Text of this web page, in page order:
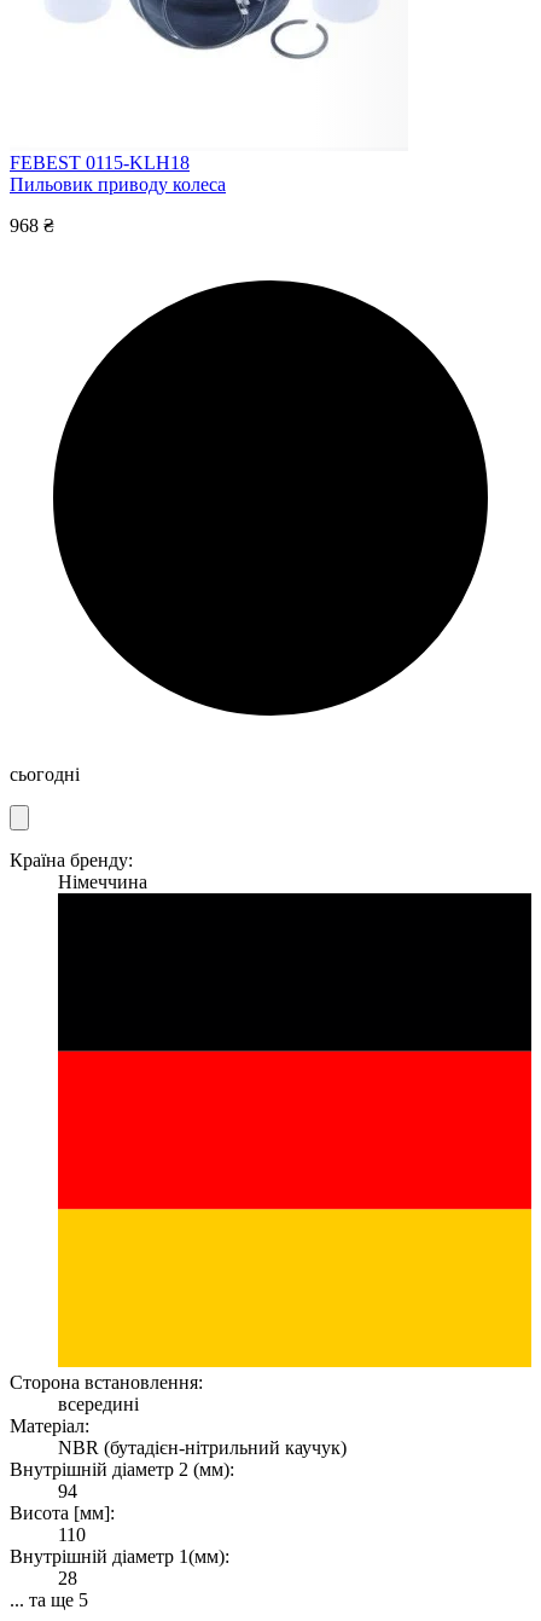
FEBEST 0115-KLH18
Пильовик приводу колеса
968 ₴
сьогодні
Країна бренду:
Німеччина
Сторона встановлення:
всередині
Матеріал:
NBR (бутадієн-нітрильний каучук)
Внутрішній діаметр 2 (мм):
94
Висота [мм]:
110
Внутрішній діаметр 1(мм):
28
... та ще 5